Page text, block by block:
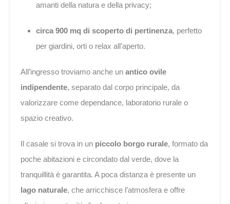
amanti della natura e della privacy;
circa 900 mq di scoperto di pertinenza, perfetto
per giardini, orti o relax all’aperto.
All’ingresso troviamo anche un antico ovile
indipendente, separato dal corpo principale, da
valorizzare come dependance, laboratorio rurale o
spazio creativo.
Il casale si trova in un piccolo borgo rurale, formato da
poche abitazioni e circondato dal verde, dove la
tranquillità è garantita. A poca distanza è presente un
lago naturale, che arricchisce l’atmosfera e offre